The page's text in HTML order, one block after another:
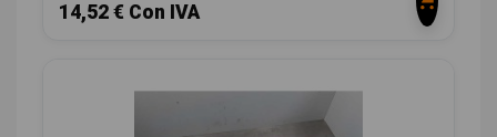
14,52 € Con IVA